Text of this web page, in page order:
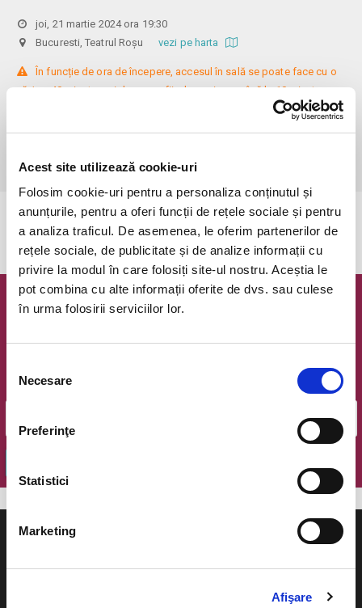
Acest site utilizează cookie-uri
Folosim cookie-uri pentru a personaliza conținutul și
anunțurile, pentru a oferi funcții de rețele sociale și pentru
a analiza traficul. De asemenea, le oferim partenerilor de
rețele sociale, de publicitate și de analize informații cu
privire la modul în care folosiți site-ul nostru. Aceștia le
pot combina cu alte informații oferite de dvs. sau culese
în urma folosirii serviciilor lor.
consimțământului
Necesare
Preferinţe
Statistici
Marketing
Afişare
joi, 21 martie 2024 ora 19:30
Bucuresti, Teatrul Roșu vezi pe harta
În funcție de ora de începere, accesul în sală se poate face cu o
oră / cu 40 minute mai devreme, fiind permis cu până la 10 minute
înainte de spectacol. Așezarea se realizează la mese de 2 (nr. limitat), 3
Informații suplimentare, la nr. de telefon 0773 825 249.
Evenimentul a expirat.
Newsletter @ Bilete.ro
Email